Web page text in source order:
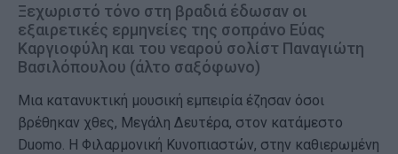
Ξεχωριστό τόνο στη βραδιά έδωσαν οι
εξαιρετικές ερμηνείες της σοπράνο Εύας
Καργιοφύλη και του νεαρού σολίστ Παναγιώτη
Βασιλόπουλου (άλτο σαξόφωνο)
Μια κατανυκτική μουσική εμπειρία έζησαν όσοι
βρέθηκαν χθες, Μεγάλη Δευτέρα, στον κατάμεστο
Duomo. Η Φιλαρμονική Κυνοπιαστών, στην καθιερωμένη